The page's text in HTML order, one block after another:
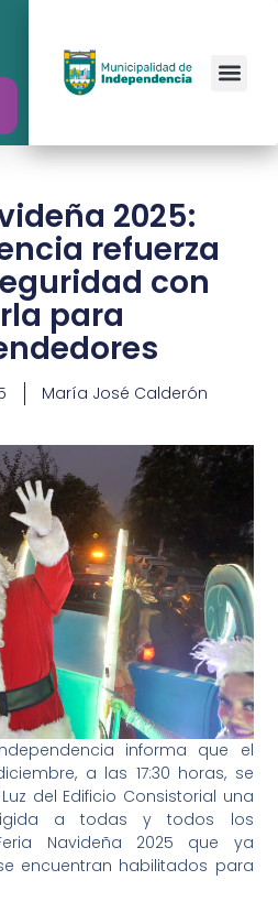
2025:
refuerza
con
para
María José Calderón
informa que el
a las 17:30 horas, se
del Edificio Consistorial una
a todas y todos los
Navideña 2025 que ya
encuentran habilitados para